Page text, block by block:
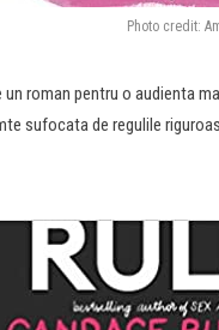
Photo credit:
roman pentru o audienta
sufocata de regulile